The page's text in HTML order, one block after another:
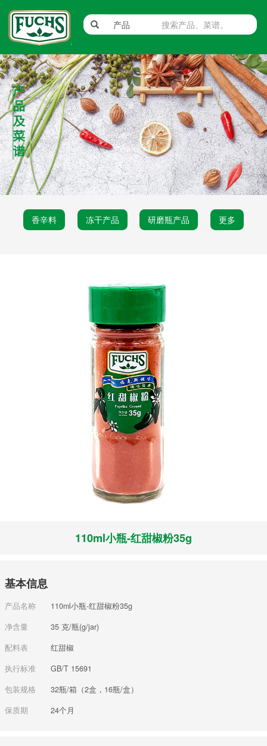
香辛料 冻干产品 研磨瓶产品 更多
110ml小瓶-红甜椒粉35g
基本信息
产品名称
110ml小瓶-红甜椒粉35g
净含量
35 克/瓶(g/jar)
配料表
红甜椒
执行标准
GB/T 15691
包装规格
32瓶/箱（2盒，16瓶/盒）
保质期
24个月